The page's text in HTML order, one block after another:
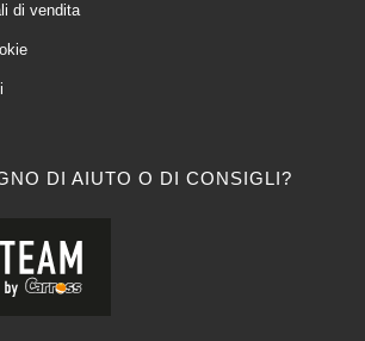
DI AIUTO O DI CONSIGLI?
di vendita